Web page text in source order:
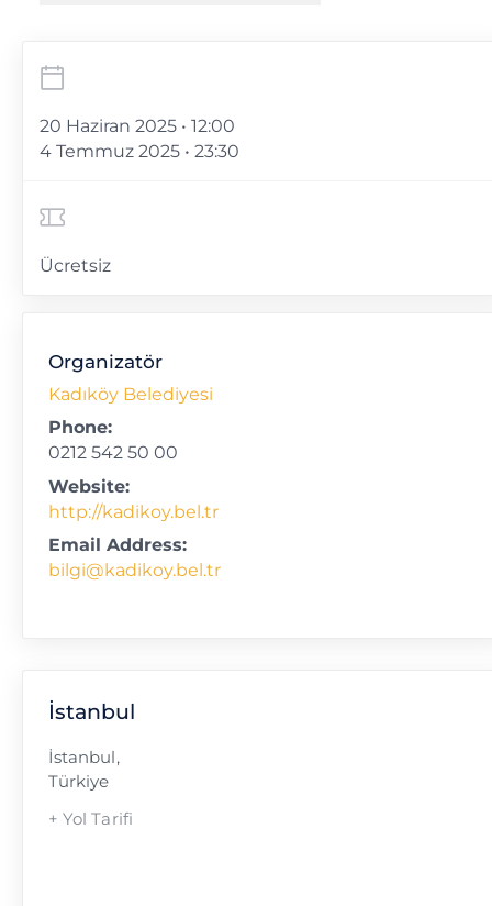
20 Haziran 2025 • 12:00
4 Temmuz 2025 • 23:30
Ücretsiz
Organizatör
Kadıköy Belediyesi
Phone:
0212 542 50 00
Website:
http://kadikoy.bel.tr
Email Address:
bilgi@kadikoy.bel.tr
İstanbul
İstanbul,
Türkiye
+ Yol Tarifi